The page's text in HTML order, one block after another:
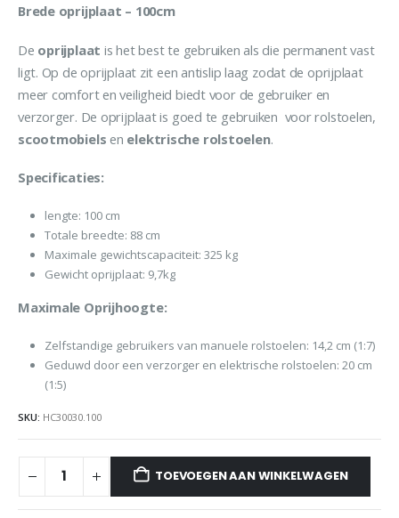
Brede oprijplaat – 100cm
De oprijplaat is het best te gebruiken als die permanent vast
ligt. Op de oprijplaat zit een antislip laag zodat de oprijplaat
meer comfort en veiligheid biedt voor de gebruiker en
verzorger. De oprijplaat is goed te gebruiken voor rolstoelen,
scootmobiels en elektrische rolstoelen.
Specificaties:
lengte: 100 cm
Totale breedte: 88 cm
Maximale gewichtscapaciteit: 325 kg
Gewicht oprijplaat: 9,7kg
Maximale Oprijhoogte:
Zelfstandige gebruikers van manuele rolstoelen: 14,2 cm (1:7)
Geduwd door een verzorger en elektrische rolstoelen: 20 cm
(1:5)
SKU: HC30030.100
TOEVOEGEN AAN WINKELWAGEN